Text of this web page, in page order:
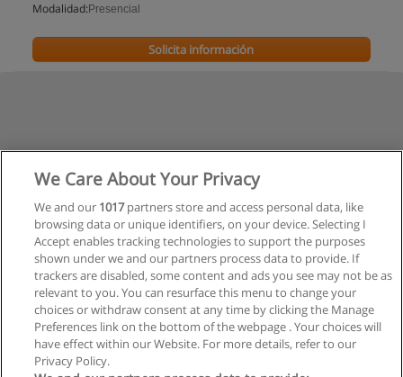
Modalidad: Presencial
Solicita información
We Care About Your Privacy
We and our 1017partners store and access personal data, like
browsing data or unique identifiers, on your device. Selecting I
Accept enables tracking technologies to support the purposes
shown under we and our partners process data to provide. If
trackers are disabled, some content and ads you see may not be as
relevant to you. You can resurface this menu to change your
choices or withdraw consent at any time by clicking the Manage
Preferences link on the bottom of the webpage . Your choices will
have effect within our Website. For more details, refer to our
Privacy Policy.